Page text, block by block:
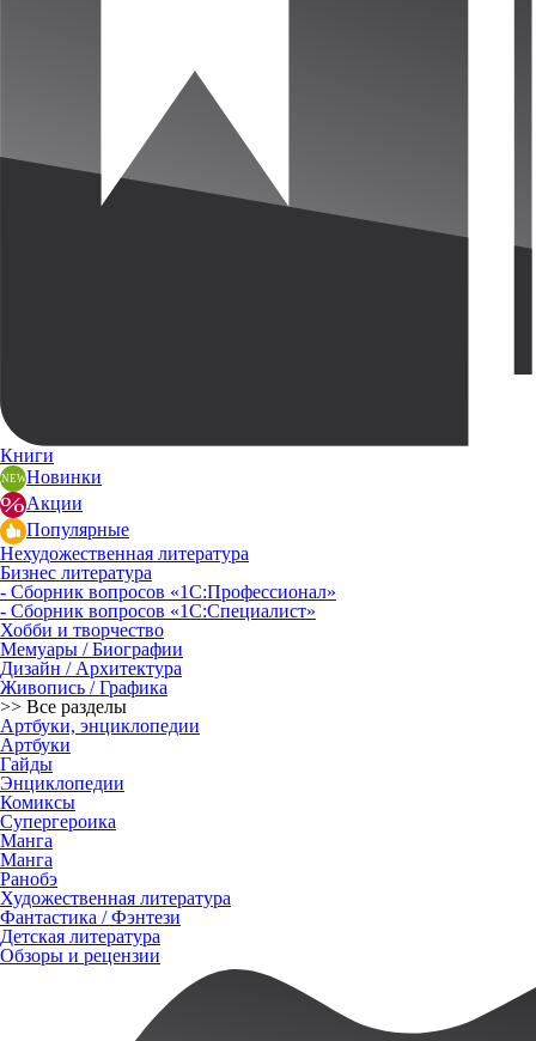
Книги
Новинки
Акции
Популярные
Нехудожественная литература
Бизнес литература
- Сборник вопросов «1С:Профессионал»
- Сборник вопросов «1С:Специалист»
Хобби и творчество
Мемуары / Биографии
Дизайн / Архитектура
Живопись / Графика
>> Все разделы
Артбуки, энциклопедии
Артбуки
Гайды
Энциклопедии
Комиксы
Супергероика
Манга
Манга
Ранобэ
Художественная литература
Фантастика / Фэнтези
Детская литература
Обзоры и рецензии